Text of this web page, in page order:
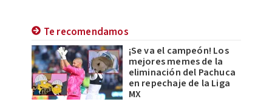
Te recomendamos
¡Se va el campeón! Los
mejores memes de la
eliminación del Pachuca
en repechaje de la Liga
MX